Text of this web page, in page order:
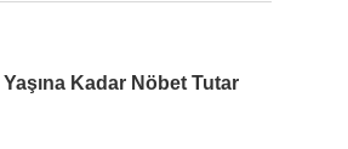
Kadar Nöbet Tutar